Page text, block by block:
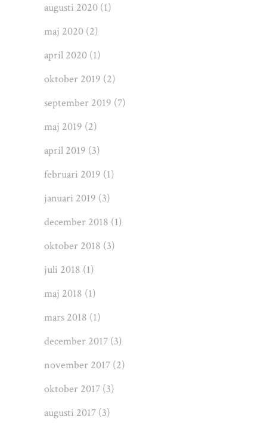
augusti 2020 (1)
maj 2020 (2)
april 2020 (1)
oktober 2019 (2)
september 2019 (7)
maj 2019 (2)
april 2019 (3)
februari 2019 (1)
januari 2019 (3)
december 2018 (1)
oktober 2018 (3)
juli 2018 (1)
maj 2018 (1)
mars 2018 (1)
december 2017 (3)
november 2017 (2)
oktober 2017 (3)
augusti 2017 (3)